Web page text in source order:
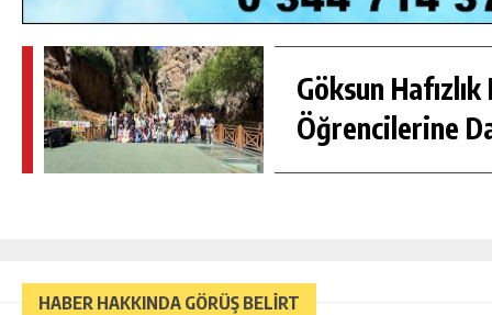
Göksun Hafızlık
Öğrencilerine
HABER HAKKINDA GÖRÜŞ BELİRT
GÜNLÜK HABER AKIŞI
ÖĞRENCILERINE DARENDE GEZISI.